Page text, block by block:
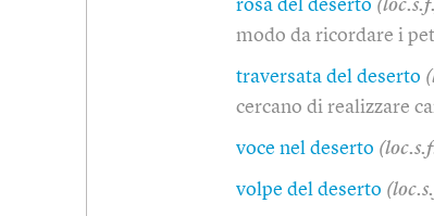
rosa del deserto
modo da ricordare i
traversata del deserto
cercano di realizzare
voce nel deserto
volpe del deserto